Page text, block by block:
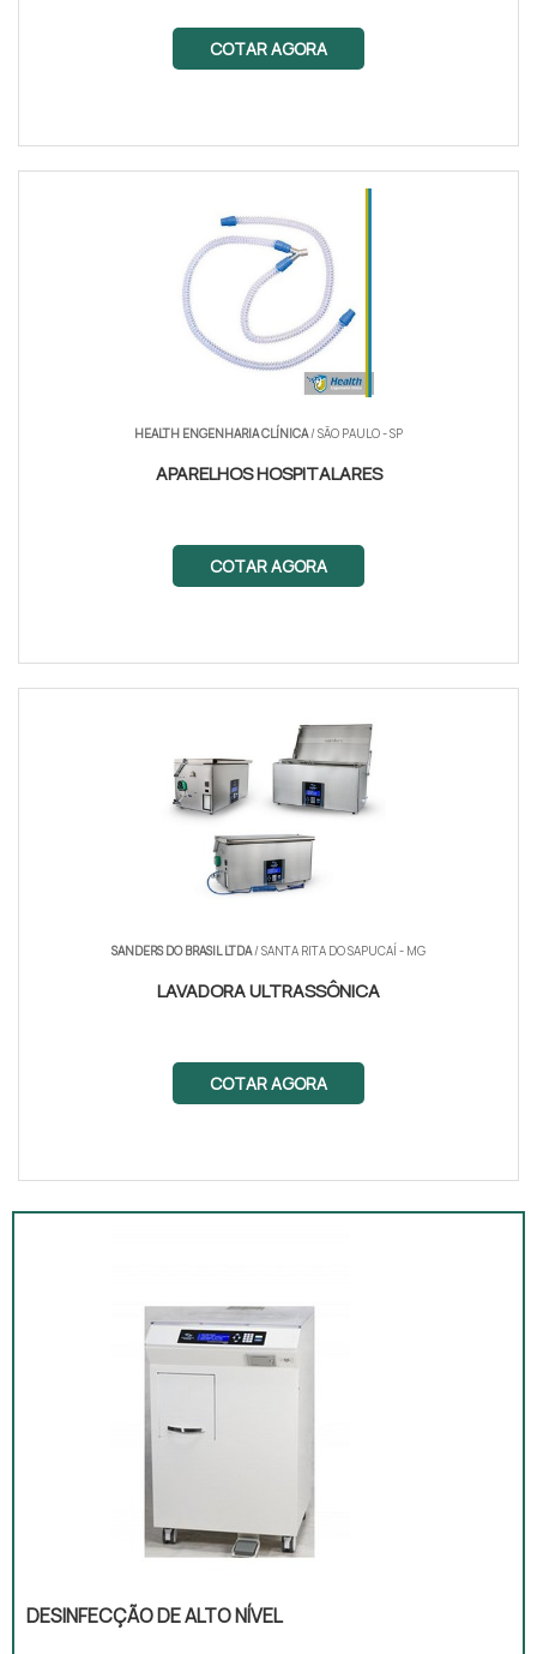
COTAR AGORA
HEALTH ENGENHARIA CLÍNICA/ SÃO PAULO - SP
APARELHOS HOSPITALARES
COTAR AGORA
SANDERS DO BRASIL LTDA/ SANTA RITA DO SAPUCAÍ - MG
LAVADORA ULTRASSÔNICA
COTAR AGORA
DESINFECÇÃO DE ALTO NÍVEL